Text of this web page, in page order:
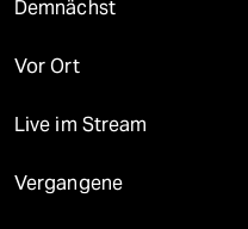
Demnächst
Vor Ort
Live im Stream
Vergangene